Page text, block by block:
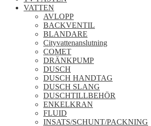
VATTEN
AVLOPP
BACKVENTIL
BLANDARE
Cityvattenanslutning
COMET
DRÄNKPUMP
DUSCH
DUSCH HANDTAG
DUSCH SLANG
DUSCHTILLBEHÖR
ENKELKRAN
FLUID
INSATS/SCHUNT/PACKNING